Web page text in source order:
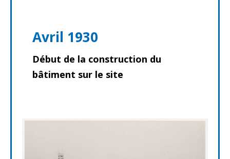
Avril 1930
Début de la construction du
bâtiment sur le site